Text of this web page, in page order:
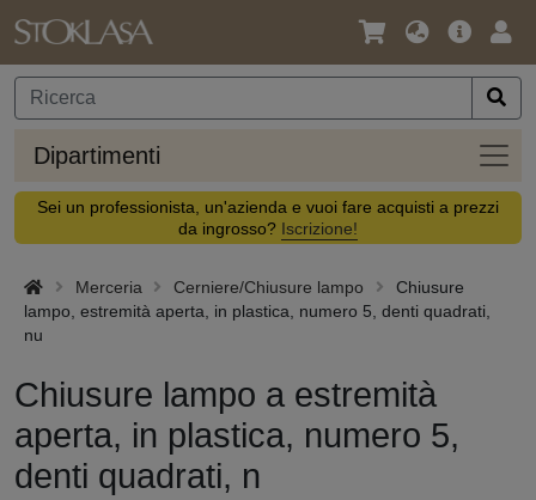
Lingua
Valuta
Offerta
Dipartimenti
Sei un professionista, un'azienda e vuoi fare acquisti a prezzi
da ingrosso? Iscrizione!
Merceria Cerniere/Chiusure lampo
Chiusure
lampo, estremità aperta, in plastica, numero 5, denti quadrati,
nu
Chiusure lampo a estremità
aperta, in plastica, numero 5,
denti quadrati, n